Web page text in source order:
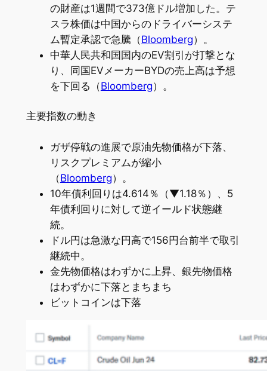
の財産は1週間で373億ドル増加した。テ
スラ株価は中国からのドライバーシステ
ム暫定承認で急騰（Bloomberg）。
中華人民共和国国内のEV割引が打撃とな
り、同国EVメーカーBYDの売上高は予想
を下回る（Bloomberg）。
主要指数の動き
ガザ停戦の進展で原油先物価格が下落、
リスクプレミアムが縮小
（Bloomberg）。
10年債利回りは4.614％（▼1.18％）、5
年債利回りに対して逆イールド状態継
続。
ドル円は急激な円高で156円台前半で取引
継続中。
金先物価格はわずかに上昇、銀先物価格
はわずかに下落とまちまち
ビットコインは下落